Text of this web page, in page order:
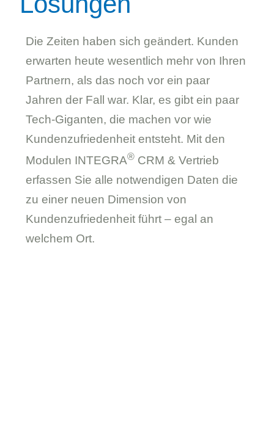
Die Zeiten haben sich geändert. Kunden
erwarten heute wesentlich mehr von Ihren
Partnern, als das noch vor ein paar
Jahren der Fall war. Klar, es gibt ein paar
Tech-Giganten, die machen vor wie
Kundenzufriedenheit entsteht. Mit den
Modulen INTEGRA® CRM & Vertrieb
erfassen Sie alle notwendigen Daten die
zu einer neuen Dimension von
Kundenzufriedenheit führt – egal an
welchem Ort.